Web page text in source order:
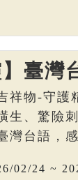
】臺灣
祥物-守護
生、驚險
灣台語，
02/24 ~